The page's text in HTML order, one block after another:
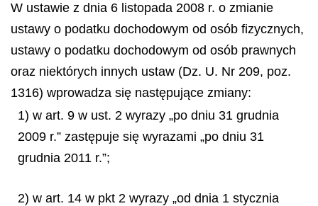
W ustawie z dnia 6 listopada 2008 r. o zmianie
ustawy o podatku dochodowym od osób fizycznych,
ustawy o podatku dochodowym od osób prawnych
oraz niektórych innych ustaw (Dz. U. Nr 209, poz.
1316) wprowadza się następujące zmiany:
1) w art. 9 w ust. 2 wyrazy „po dniu 31 grudnia
2009 r.” zastępuje się wyrazami „po dniu 31
grudnia 2011 r.”;
2) w art. 14 w pkt 2 wyrazy „od dnia 1 stycznia